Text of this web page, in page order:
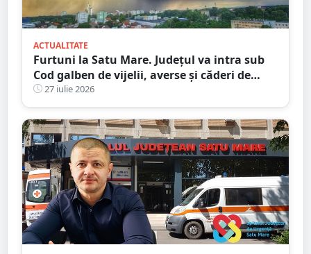
ACTUALITATE
Furtuni la Satu Mare. Județul va intra sub
Cod galben de vijelii, averse și căderi de
grindină
27 iulie 2026